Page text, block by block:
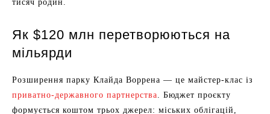
тисяч родин.
Як $120 млн перетворюються на
мільярди
Розширення парку Клайда Воррена — це майстер-клас із
приватно-державного партнерства . Бюджет проєкту
формується коштом трьох джерел: міських облігацій,